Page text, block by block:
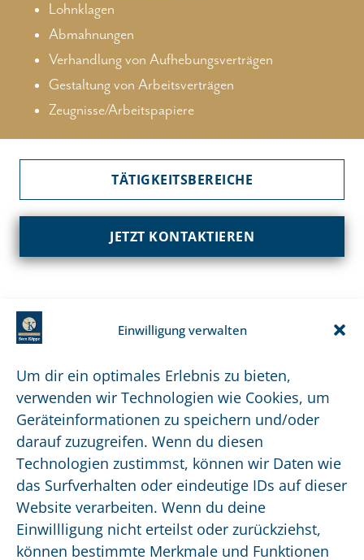
Einwilligung verwalten
Um dir ein optimales Erlebnis zu bieten,
verwenden wir Technologien wie Cookies, um
Geräteinformationen zu speichern und/oder
darauf zuzugreifen. Wenn du diesen
Technologien zustimmst, können wir Daten wie
das Surfverhalten oder eindeutige IDs auf dieser
Website verarbeiten. Wenn du deine
Einwillligung nicht erteilst oder zurückziehst,
können bestimmte Merkmale und Funktionen
Lohnklagen
Abmahnungen
Verhandlung von Aufhebungsverträgen
Gestaltung von Arbeitsverträgen
Zeugnisse/Arbeitspapiere
TÄTIGKEITSBEREICHE
JETZT KONTAKTIEREN
Soforthilfe finden Sie über unsere App.
Jetzt im Appstore oder Google Play Store
downloaden!
0641 95260 12
ra@svenkoeppe.de